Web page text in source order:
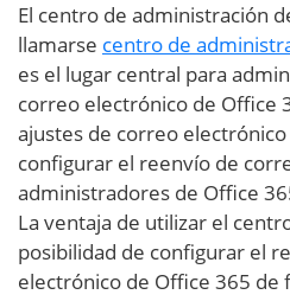
El centro de administración
llamarse centro de
es el lugar central para
correo electrónico de Office
ajustes de correo
configurar el reenvío de
administradores de Office
La ventaja de utilizar el
posibilidad de configurar el
electrónico de Office 365 de